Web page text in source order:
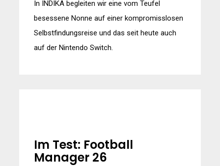
In INDIKA begleiten wir eine vom Teufel
besessene Nonne auf einer kompromisslosen
Selbstfindungsreise und das seit heute auch
auf der Nintendo Switch.
Im Test: Football
Manager 26